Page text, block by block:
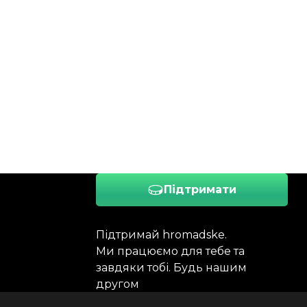
Підтримати
Підтримай hromadske.
Ми працюємо для тебе та
завдяки тобі. Будь нашим
другом